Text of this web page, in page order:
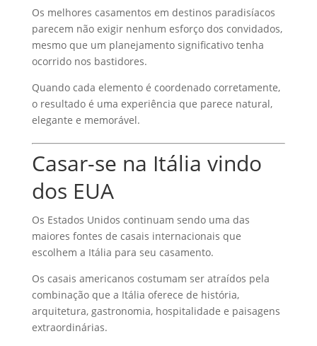
Os melhores casamentos em destinos paradisíacos
parecem não exigir nenhum esforço dos convidados,
mesmo que um planejamento significativo tenha
ocorrido nos bastidores.
Quando cada elemento é coordenado corretamente,
o resultado é uma experiência que parece natural,
elegante e memorável.
Casar-se na Itália vindo
dos EUA
Os Estados Unidos continuam sendo uma das
maiores fontes de casais internacionais que
escolhem a Itália para seu casamento.
Os casais americanos costumam ser atraídos pela
combinação que a Itália oferece de história,
arquitetura, gastronomia, hospitalidade e paisagens
extraordinárias.